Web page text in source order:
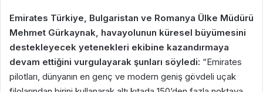
Emirates Türkiye, Bulgaristan ve Romanya Ülke Müdürü
Mehmet Gürkaynak, havayolunun küresel büyümesini
destekleyecek yetenekleri ekibine kazandırmaya
devam ettiğini vurgulayarak şunları söyledi: “Emirates
pilotları, dünyanın en genç ve modern geniş gövdeli uçak